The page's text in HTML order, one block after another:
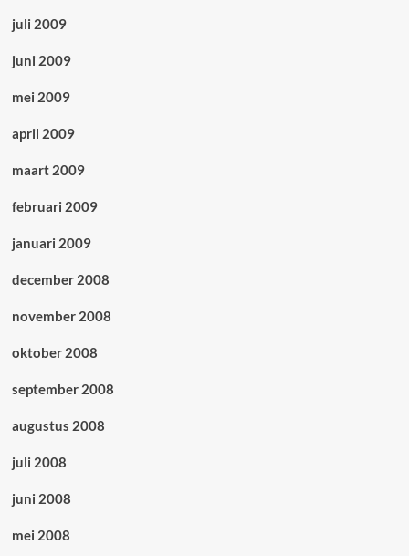
juli 2009
juni 2009
mei 2009
april 2009
maart 2009
februari 2009
januari 2009
december 2008
november 2008
oktober 2008
september 2008
augustus 2008
juli 2008
juni 2008
mei 2008